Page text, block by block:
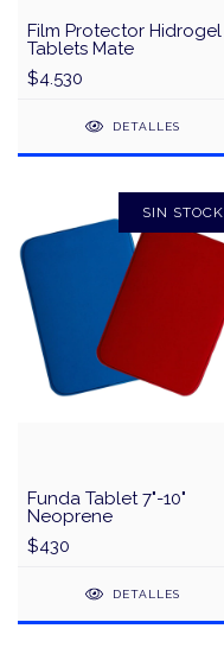
Film Protector Hidrogel
Tablets Mate
$4.530
DETALLES
SIN STOCK
Funda Tablet 7"-10"
Neoprene
$430
DETALLES